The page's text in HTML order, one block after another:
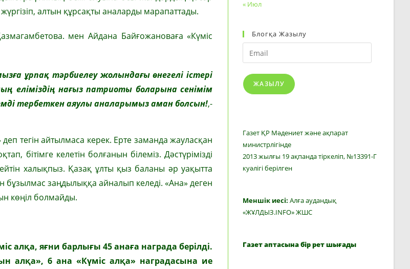
алтын құрсақты аналарды марапаттады.
мен Айдана Байғожановаға «Күміс
ұрпақ тәрбиелеу жолындағы өнегелі істері
еліміздің нағыз патриоты боларына сенімім
тербеткен аяулы аналарымыз аман болсын!,-
тегін айтылмаса керек. Ерте заманда жауласқан
бітімге келетін болғанын білеміз. Дәстүрімізді
xалықпыз. Қазақ ұлты қыз баланы әр уақытта
заңдылыққа айналып келеді. «Ана» деген
көңіл болмайды.
алқа, яғни барлығы 45 анаға награда берілді.
алқа», 6 ана «Күміс алқа» наградасына ие
« Июл
Блогқа Жазылу
Email
ЖАЗЫЛУ
Газет ҚР Мәдениет және ақпарат
министрлігінде
2013 жылғы 19 ақпанда тіркеліп, №13391-Г
куәлігі берілген
Меншік иесі: Алға аудандық
«ЖҰЛДЫЗ.INFO» ЖШС
Газет аптасына бір рет шығады